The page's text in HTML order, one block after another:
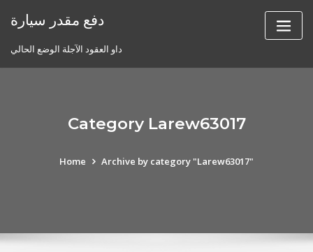
دفع مقدر سيارة
داو العقود الآجلة الوضع الحالي
Category Larew63017
Home Archive by category "Larew63017"